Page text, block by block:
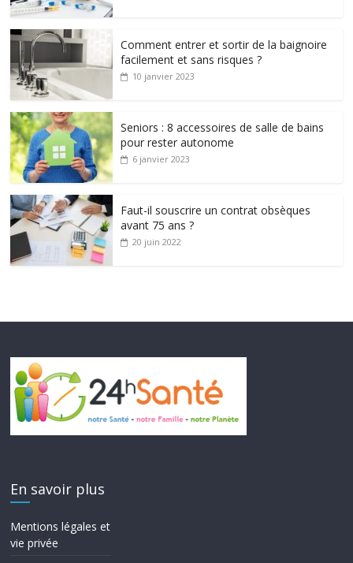
Comment entrer et sortir de la baignoire
facilement et sans risques ?
10 janvier 2023
Seniors : 8 accessoires de salle de bains
pour rester autonome
6 janvier 2023
Faut-il souscrire un contrat obsèques
avant 75 ans ?
20 juin 2022
En savoir plus
Mentions légales et
vie privée